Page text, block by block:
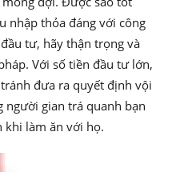
nhập thỏa đáng với công
tư, hãy thận trọng và
Với số tiền đầu tư lớn,
đưa ra quyết định vội
người gian trá quanh bạn
khi làm ăn với họ.